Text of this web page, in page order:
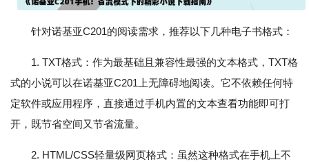
针对诺基亚C201的阅读需求，推荐以下几种电子书格式：
1. TXT格式：作为最基础且兼容性最强的文本格式，TXT格
式的小说可以在诺基亚C201上无障碍地阅读。它不依赖任何特
定软件或应用程序，直接通过手机内置的文本查看功能即可打
开，既节省空间又节省流量。
2. HTML/CSS轻量级网页格式：虽然这种格式在手机上不